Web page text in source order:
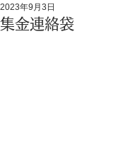
集金連絡袋
2023年9月3日